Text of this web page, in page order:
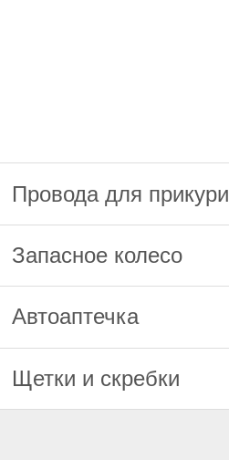
Провода для
Запасное колесо
Автоаптечка
Щетки и скребки